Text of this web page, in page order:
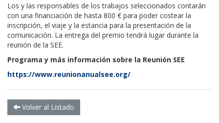
Los y las responsables de los trabajos seleccionados contarán
con una financiación de hasta 800 € para poder costear la
inscripción, el viaje y la estancia para la presentación de la
comunicación. La entrega del premio tendrá lugar durante la
reunión de la SEE.
Programa y más información sobre la Reunión SEE
https://www.reunionanualsee.org/
Volver al Listado